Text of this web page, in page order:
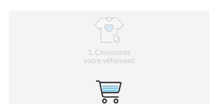
1 . Choisissez
votre vêtement